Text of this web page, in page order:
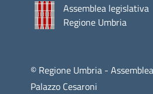
Assemblea legislativa
Regione Umbria
© Regione Umbria -
Palazzo Cesaroni